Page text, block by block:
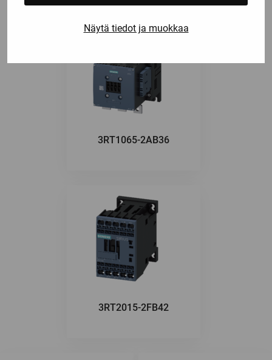
Näytä tiedot ja muokkaa
3RT1065-2AB36
3RT2015-2FB42